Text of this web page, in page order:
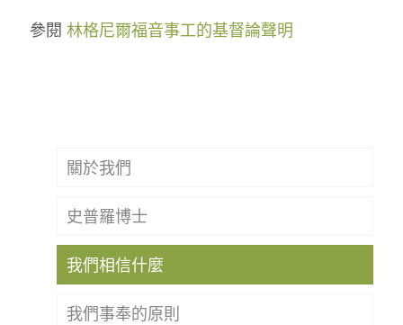
參閱 林格尼爾福音事工的基督論聲明
關於我們
史普羅博士
我們相信什麼
我們事奉的原則